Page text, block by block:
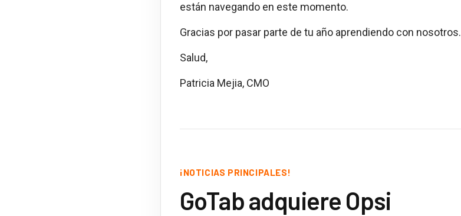
están navegando en este momento.
Gracias por pasar parte de tu año aprendiendo con nosotros.
Salud,
Patricia Mejia, CMO
¡NOTICIAS PRINCIPALES!
GoTab adquiere Opsi